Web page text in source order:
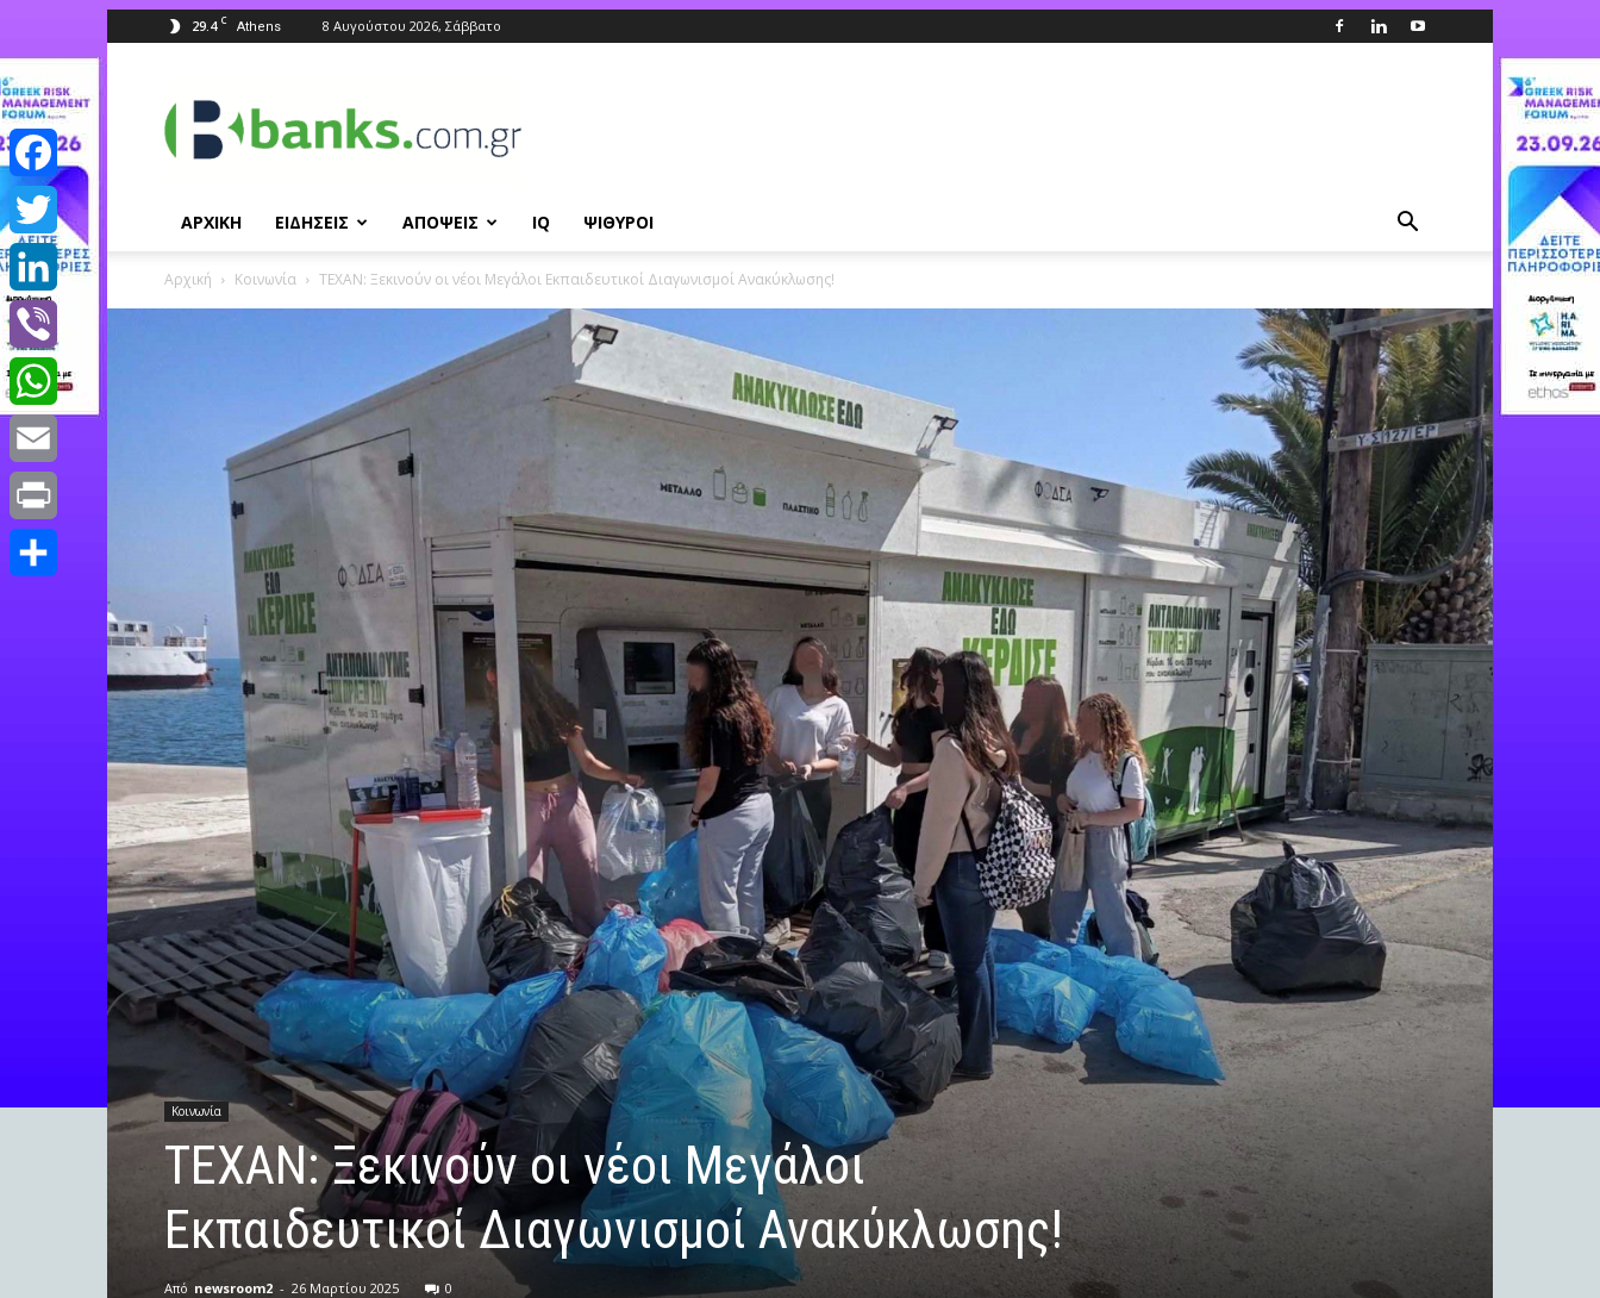
29.4 C Athens 8 Αυγούστου 2026, Σάββατο
ΑΡΧΙΚΗ ΕΙΔΗΣΕΙΣ ΑΠΟΨΕΙΣ IQ ΨΙΘΥΡΟΙ
Αρχική Κοινωνία ΤΕΧΑΝ: Ξεκινούν οι νέοι Μεγάλοι Εκπαιδευτικοί Διαγωνισμοί Ανακύκλωσης!
Κοινωνία
ΤΕΧΑΝ: Ξεκινούν οι νέοι Μεγάλοι
Εκπαιδευτικοί Διαγωνισμοί Ανακύκλωσης!
Από newsroom2 - 26 Μαρτίου 2025 0
Facebook
Twitter
LinkedIn
Viber
WhatsApp
Email
Print
Μοιραστείτε